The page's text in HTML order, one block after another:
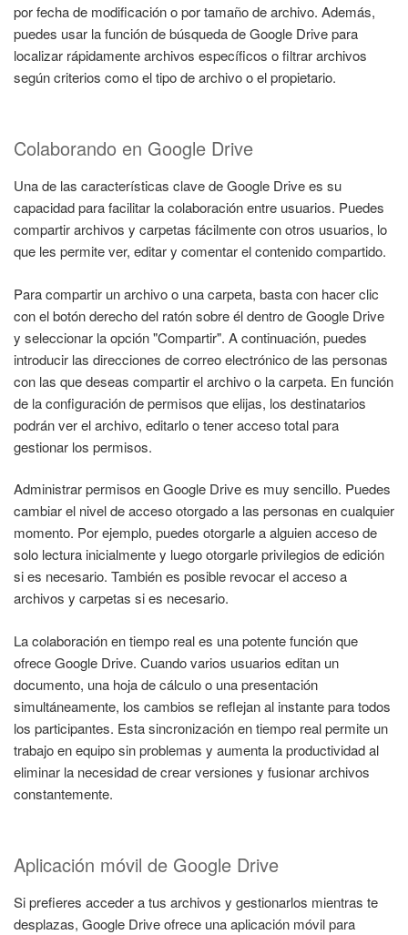
por fecha de modificación o por tamaño de archivo. Además,
puedes usar la función de búsqueda de Google Drive para
localizar rápidamente archivos específicos o filtrar archivos
según criterios como el tipo de archivo o el propietario.
Colaborando en Google Drive
Una de las características clave de Google Drive es su
capacidad para facilitar la colaboración entre usuarios. Puedes
compartir archivos y carpetas fácilmente con otros usuarios, lo
que les permite ver, editar y comentar el contenido compartido.
Para compartir un archivo o una carpeta, basta con hacer clic
con el botón derecho del ratón sobre él dentro de Google Drive
y seleccionar la opción "Compartir". A continuación, puedes
introducir las direcciones de correo electrónico de las personas
con las que deseas compartir el archivo o la carpeta. En función
de la configuración de permisos que elijas, los destinatarios
podrán ver el archivo, editarlo o tener acceso total para
gestionar los permisos.
Administrar permisos en Google Drive es muy sencillo. Puedes
cambiar el nivel de acceso otorgado a las personas en cualquier
momento. Por ejemplo, puedes otorgarle a alguien acceso de
solo lectura inicialmente y luego otorgarle privilegios de edición
si es necesario. También es posible revocar el acceso a
archivos y carpetas si es necesario.
La colaboración en tiempo real es una potente función que
ofrece Google Drive. Cuando varios usuarios editan un
documento, una hoja de cálculo o una presentación
simultáneamente, los cambios se reflejan al instante para todos
los participantes. Esta sincronización en tiempo real permite un
trabajo en equipo sin problemas y aumenta la productividad al
eliminar la necesidad de crear versiones y fusionar archivos
constantemente.
Aplicación móvil de Google Drive
Si prefieres acceder a tus archivos y gestionarlos mientras te
desplazas, Google Drive ofrece una aplicación móvil para